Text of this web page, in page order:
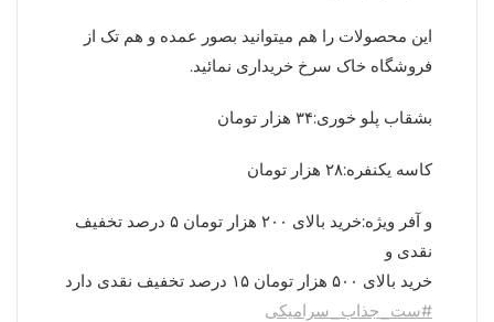
این محصولات را هم میتوانید بصور عمده و هم تک از
فروشگاه خاک سرخ خریداری نمائید.
بشقاب پلو خوری:۳۴ هزار تومان
کاسه یکنفره:۲۸ هزار تومان
و آفر ویژه:خرید بالای ۲۰۰ هزار تومان ۵ درصد تخفیف
نقدی و
خرید بالای ۵۰۰ هزار تومان ۱۵ درصد تخفیف نقدی دارد
#ست_جذاب_سرامیکی